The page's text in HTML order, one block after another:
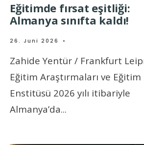
Eğitimde fırsat eşitliği:
Almanya sınıfta kaldı!
26. Juni 2026 •
Zahide Yentür / Frankfurt
Eğitim Araştırmaları ve
Enstitüsü 2026 yılı itibariyle
Almanya’da...